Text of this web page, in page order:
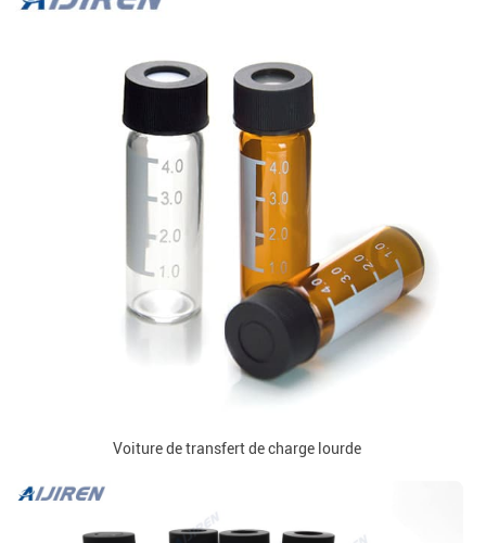
Voiture de transfert de charge lourde